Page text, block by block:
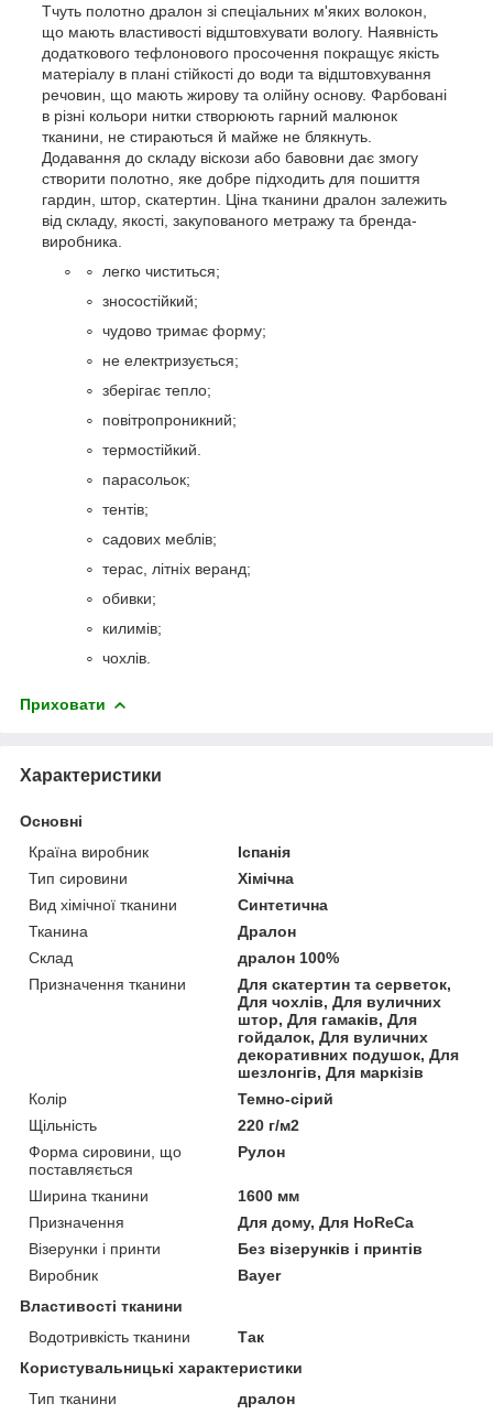
Тчуть полотно дралон зі спеціальних м'яких волокон,
що мають властивості відштовхувати вологу. Наявність
додаткового тефлонового просочення покращує якість
матеріалу в плані стійкості до води та відштовхування
речовин, що мають жирову та олійну основу. Фарбовані
в різні кольори нитки створюють гарний малюнок
тканини, не стираються й майже не блякнуть.
Додавання до складу віскози або бавовни дає змогу
створити полотно, яке добре підходить для пошиття
гардин, штор, скатертин. Ціна тканини дралон залежить
від складу, якості, закупованого метражу та бренда-
виробника.
легко чиститься;
зносостійкий;
чудово тримає форму;
не електризується;
зберігає тепло;
повітропроникний;
термостійкий.
парасольок;
тентів;
садових меблів;
терас, літніх веранд;
обивки;
килимів;
чохлів.
Приховати
Характеристики
Основні
Країна виробник
Іспанія
Тип сировини
Хімічна
Вид хімічної тканини
Синтетична
Тканина
Дралон
Склад
дралон 100%
Призначення тканини
Для скатертин та серветок,
Для чохлів, Для вуличних
штор, Для гамаків, Для
гойдалок, Для вуличних
декоративних подушок, Для
шезлонгів, Для маркізів
Колір
Темно-сірий
Щільність
220 г/м2
Форма сировини, що
поставляється
Рулон
Ширина тканини
1600 мм
Призначення
Для дому, Для HoReCa
Візерунки і принти
Без візерунків і принтів
Виробник
Bayer
Властивості тканини
Водотривкість тканини
Так
Користувальницькі характеристики
Тип тканини
дралон